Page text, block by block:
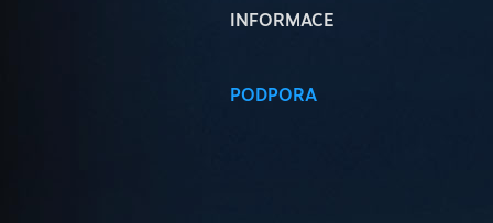
INFORMACE
PODPORA